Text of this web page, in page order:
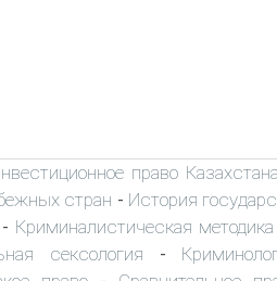
право Казахстана
стран - История
- Криминалистическая методика
сексология -